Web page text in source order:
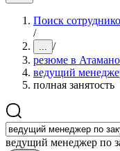
Поиск
/
... /
резюме в
ведущий
полная занятость
ведущий менеджер по